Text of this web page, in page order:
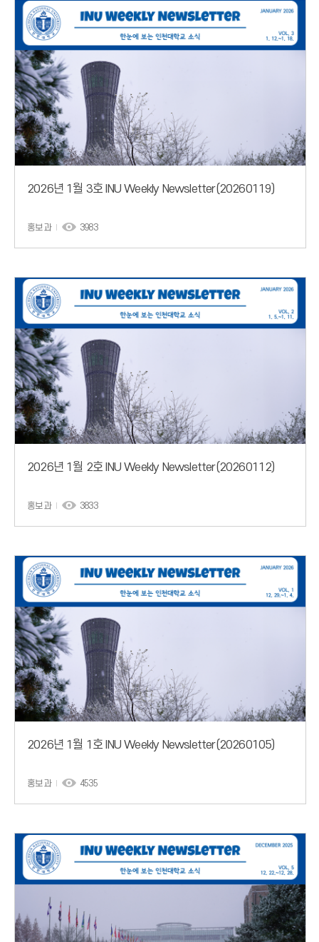
2026년 1월 3호 INU Weekly Newsletter(20260119)
홍보과 3983
2026년 1월 2호 INU Weekly Newsletter(20260112)
홍보과 3833
2026년 1월 1호 INU Weekly Newsletter(20260105)
홍보과 4535